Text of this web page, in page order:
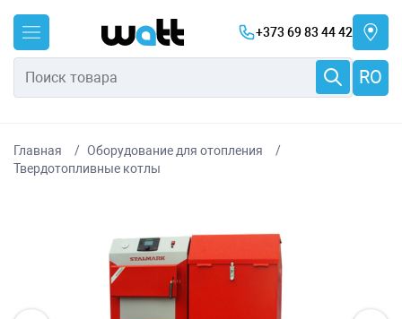
+373 69 83 44 42
RO
Главная
Оборудование для отопления
Твердотопливные котлы